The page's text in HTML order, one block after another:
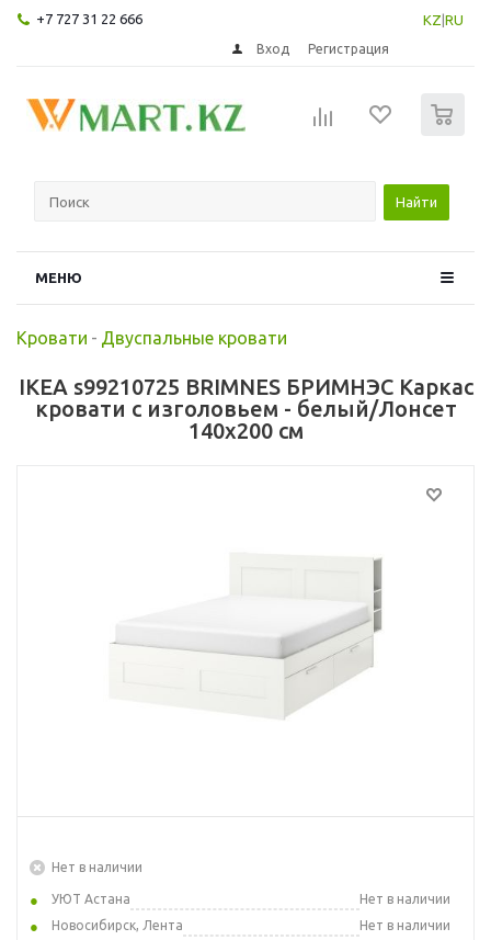
+7 727 31 22 666 KZ RU
Вход Регистрация
Найти
МЕНЮ
Кровати - Двуспальные кровати
IKEA s99210725 BRIMNES БРИМНЭС Каркас
кровати с изголовьем - белый/Лонсет
140x200 см
Нет в наличии
УЮТ Астана
Нет в наличии
Новосибирск, Лента
Нет в наличии